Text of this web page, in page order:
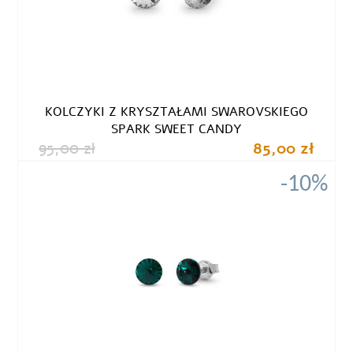
KOLCZYKI Z KRYSZTAŁAMI SWAROVSKIEGO
SPARK SWEET CANDY
95,00 zł 85,00 zł
-10%